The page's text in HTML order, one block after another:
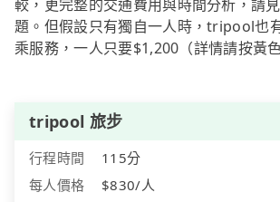
較，更完整的交通費用與時間分析，請
題。但假設只有獨自一人時，tripool也
乘服務，一人只要$1,200（詳情請按黃
tripool 旅步
行程時間
115分
每人價格
$830/人